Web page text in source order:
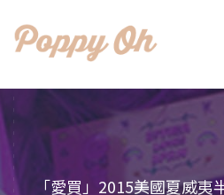
「愛買」2015美國夏威